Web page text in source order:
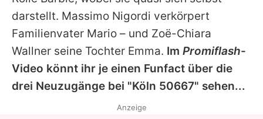
Team
Redaktionelle Richtlinien
Impressum
Datenschutzerklärung
Nutzungsbedingungen
darstellt. Massimo Nigordi verkörpert
Familienvater Mario – und Zoë-Chiara
Wallner seine Tochter Emma. Im Promiflash-
Video könnt ihr je einen Funfact über die
drei Neuzugänge bei "Köln 50667" sehen...
Anzeige